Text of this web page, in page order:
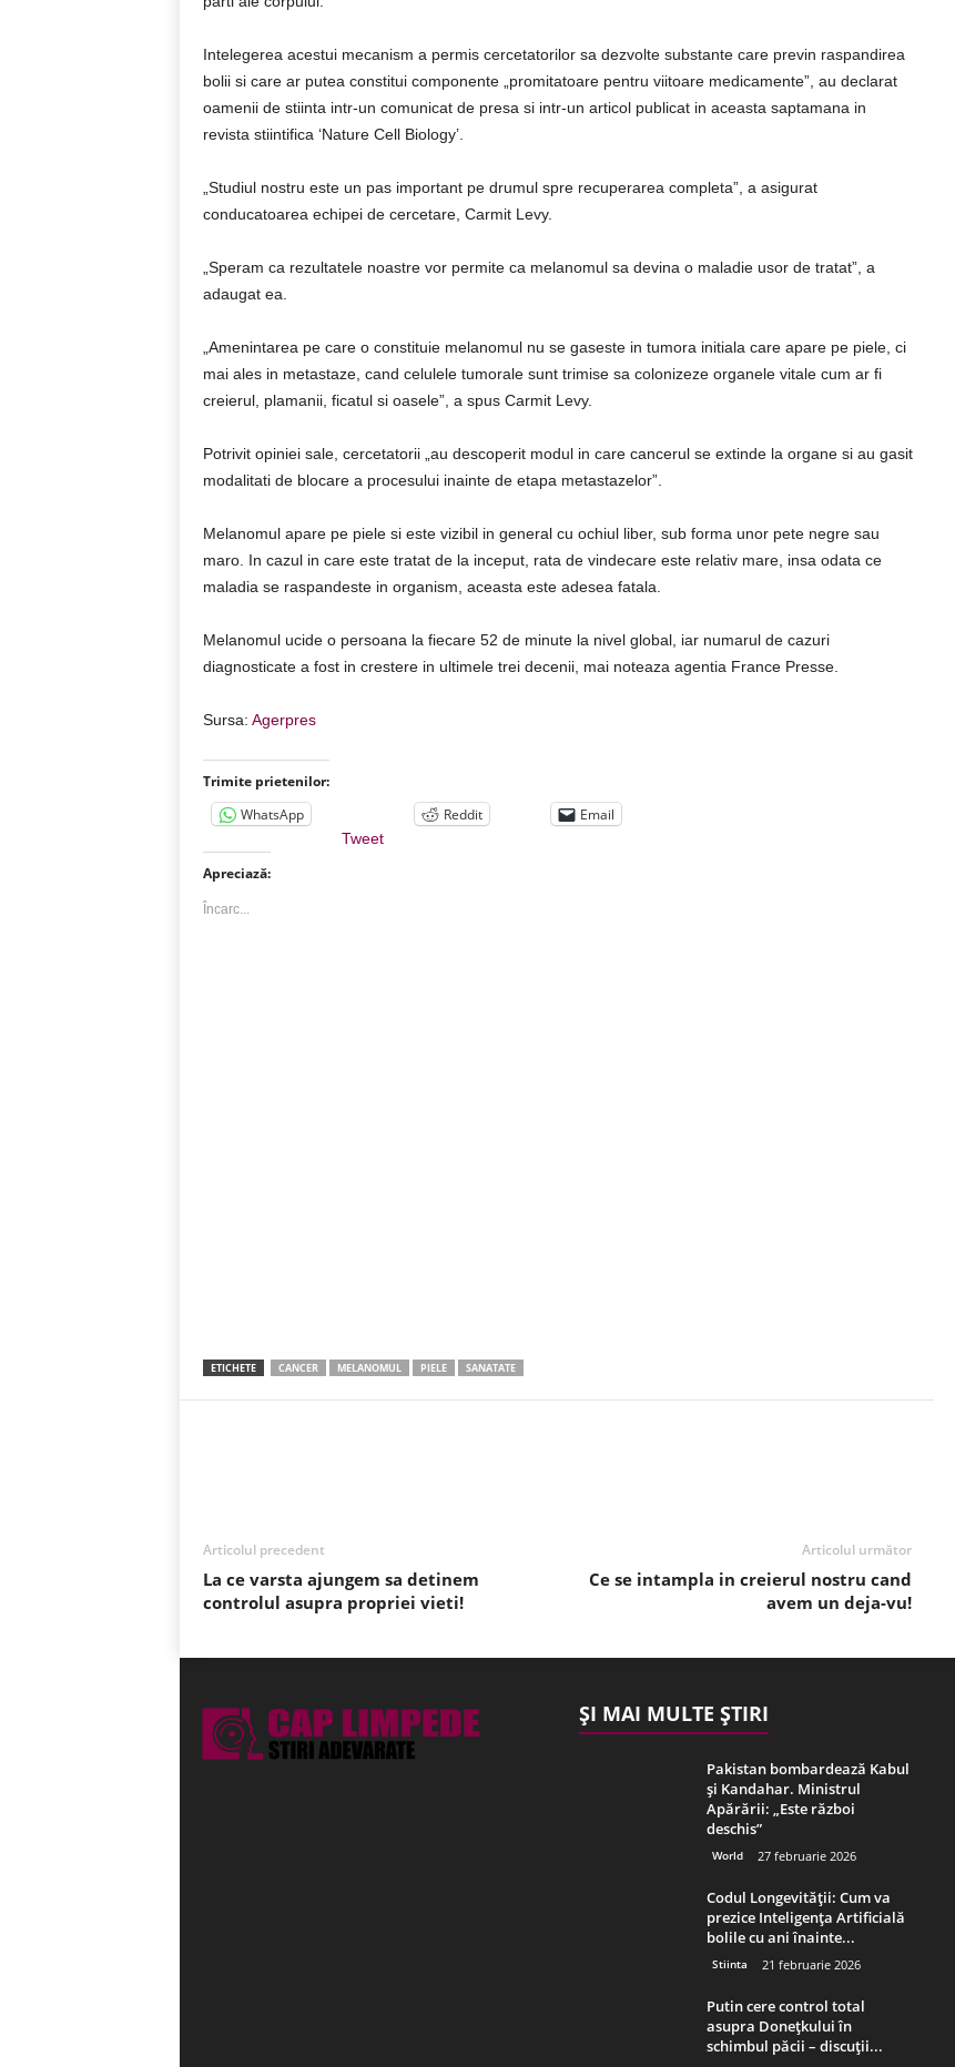
Intelegerea acestui mecanism a permis cercetatorilor sa dezvolte substante care previn raspandirea
bolii si care ar putea constitui componente „promitatoare pentru viitoare medicamente”, au declarat
oamenii de stiinta intr-un comunicat de presa si intr-un articol publicat in aceasta saptamana in
revista stiintifica ‘Nature Cell Biology’.
„Studiul nostru este un pas important pe drumul spre recuperarea completa”, a asigurat
conducatoarea echipei de cercetare, Carmit Levy.
„Speram ca rezultatele noastre vor permite ca melanomul sa devina o maladie usor de tratat”, a
adaugat ea.
„Amenintarea pe care o constituie melanomul nu se gaseste in tumora initiala care apare pe piele, ci
mai ales in metastaze, cand celulele tumorale sunt trimise sa colonizeze organele vitale cum ar fi
creierul, plamanii, ficatul si oasele”, a spus Carmit Levy.
Potrivit opiniei sale, cercetatorii „au descoperit modul in care cancerul se extinde la organe si au gasit
modalitati de blocare a procesului inainte de etapa metastazelor”.
Melanomul apare pe piele si este vizibil in general cu ochiul liber, sub forma unor pete negre sau
maro. In cazul in care este tratat de la inceput, rata de vindecare este relativ mare, insa odata ce
maladia se raspandeste in organism, aceasta este adesea fatala.
Melanomul ucide o persoana la fiecare 52 de minute la nivel global, iar numarul de cazuri
diagnosticate a fost in crestere in ultimele trei decenii, mai noteaza agentia France Presse.
Sursa: Agerpres
Trimite prietenilor:
WhatsApp
Tweet
Reddit Email
Apreciază:
Încarc...
ETICHETE CANCER MELANOMUL PIELE SANATATE
Articolul precedent
La ce varsta ajungem sa detinem
controlul asupra propriei vieti!
Articolul următor
Ce se intampla in creierul nostru cand
avem un deja-vu!
ȘI MAI MULTE ȘTIRI
Pakistan bombardează Kabul
și Kandahar. Ministrul
Apărării: „Este război
deschis”
World 27 februarie 2026
Codul Longevității: Cum va
prezice Inteligența Artificială
bolile cu ani înainte...
Stiinta 21 februarie 2026
Putin cere control total
asupra Donețkului în
schimbul păcii – discuții...